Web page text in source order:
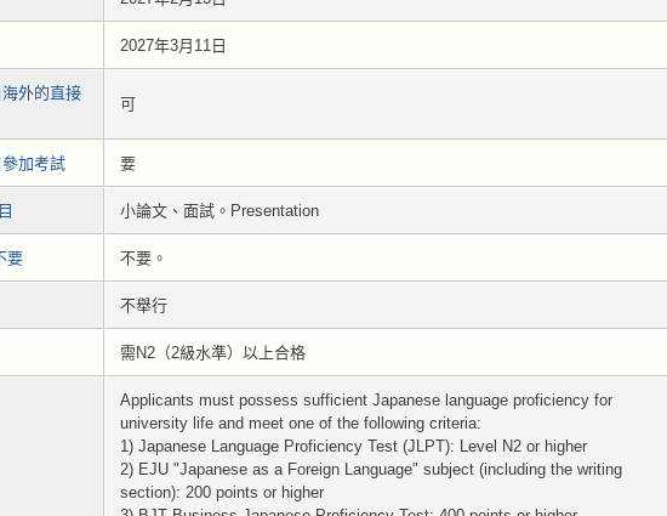
2027年3月11日
外的直接
可
加考試 要
小論文、面試。Presentation
要 不要。
不舉行
需N2（2級水準）以上合格
Applicants must possess sufficient Japanese language proficiency for
university life and meet one of the following criteria:
1) Japanese Language Proficiency Test (JLPT): Level N2 or higher
2) EJU "Japanese as a Foreign Language" subject (including the writing
section): 200 points or higher